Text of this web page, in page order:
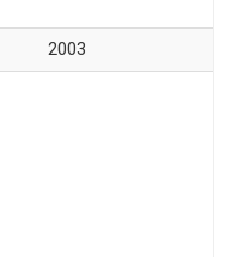
2003